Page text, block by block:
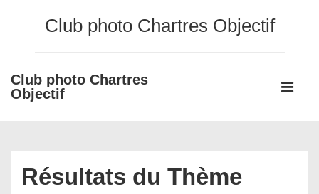
principal
Club photo Chartres Objectif
Club photo Chartres
Objectif
Main
Résultats du Thème